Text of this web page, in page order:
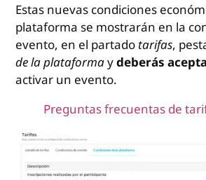
Estas nuevas condiciones
plataforma se mostrarán en la
evento, en el partadotarifas,
de la plataformaydeberás
activar un evento.
Preguntas frecuentas de